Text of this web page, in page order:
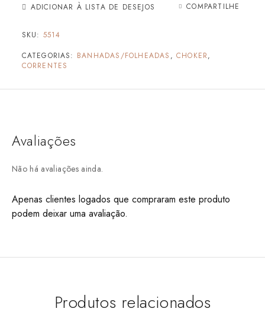
ADICIONAR À LISTA DE DESEJOS COMPARTILHE
SKU: 5514
CATEGORIAS: BANHADAS/FOLHEADAS , CHOKER,
CORRENTES
Avaliações
Não há avaliações ainda.
Apenas clientes logados que compraram este produto
podem deixar uma avaliação.
Produtos relacionados